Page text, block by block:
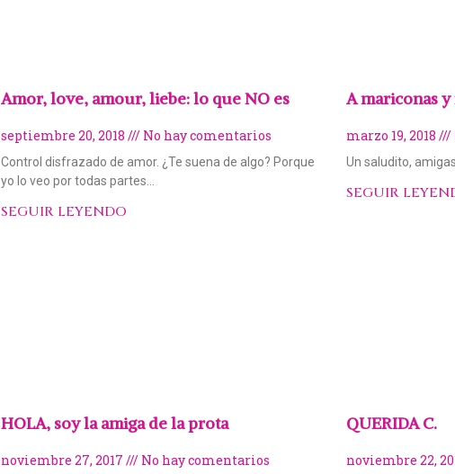
Amor, love, amour, liebe: lo que NO es
septiembre 20, 2018 No hay comentarios
Control disfrazado de amor. ¿Te suena de algo? Porque
yo lo veo por todas partes…
SEGUIR LEYENDO
A mariconas
marzo 19, 2018
Un saludito, amigas.
SEGUIR
HOLA, soy la amiga de la prota
noviembre 27, 2017 No hay comentarios
QUERIDA C.
noviembre 22,